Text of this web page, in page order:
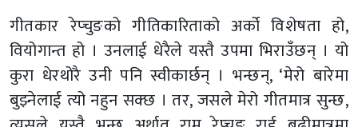
गीतकार रेप्चुङको गीतिकारिताको अर्को विशेषता हो,
वियोगान्त हो । उनलाई धेरैले यस्तै उपमा भिराउँछन् । यो
कुरा धेरथोरै उनी पनि स्वीकार्छन् । भन्छन्, ‘मेरो बारेमा
बुझ्नेलाई त्यो नहुन सक्छ । तर, जसले मेरो गीतमात्र सुन्छ,